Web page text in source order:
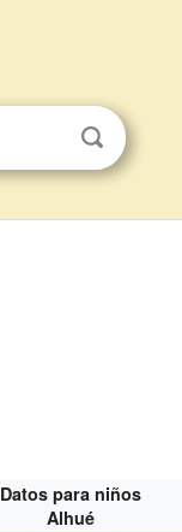
Datos para niños
Alhué